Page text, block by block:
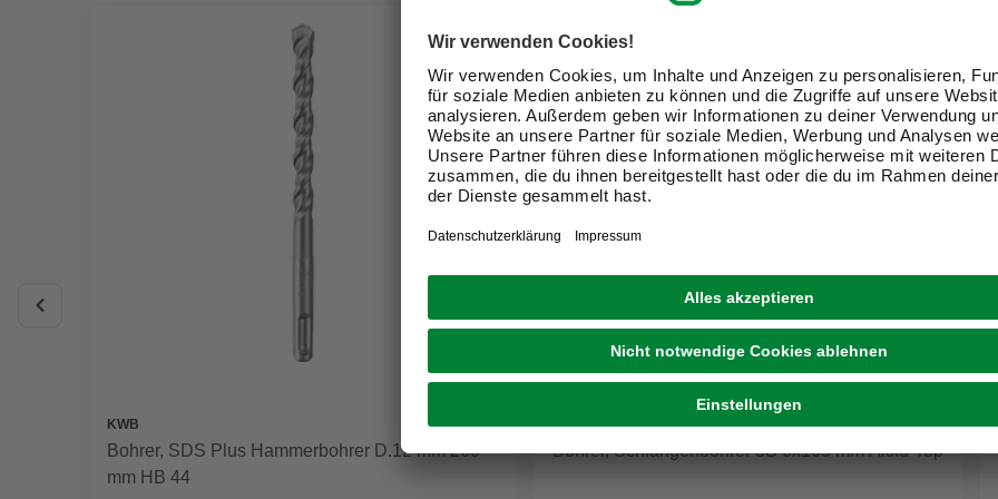
KWB
Bohrer, SDS Plus Hammerbohrer D.12 mm 260
mm HB 44
KWB
Bohrer, Schlangenbohrer 3S 6x165 mm Akku-Top